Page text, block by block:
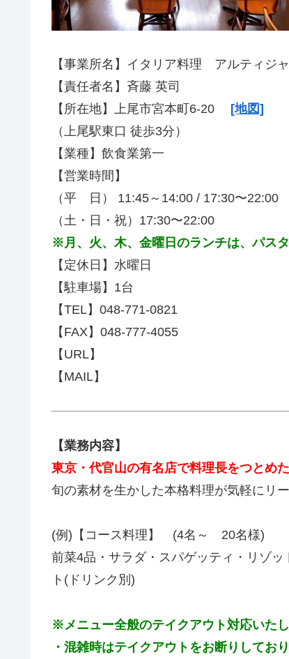
【事業所名】イタリア料理 アルティジ
【責任者名】斉藤 英司
【所在地】上尾市宮本町6-20
[地図]
（上尾駅東口 徒歩3分）
【業種】飲食業第一
【営業時間】
（平 日） 11:45～14:00 / 17:30〜22:00
（土・日・祝） 17:30〜22:00
※月、火、木、金曜日のランチは、パス
【定休日】水曜日
【駐車場】1台
【TEL】048-771-0821
【FAX】048-777-4055
【URL】
【MAIL】
【業務内容】
東京・代官山の有名店で料理長をつとめ
旬の素材を生かした本格料理が気軽にリ
(例)【コース料理】 (4名～ 20名様)
前菜4品・サラダ・スパゲッティ・リゾ
ト(ドリンク別)
※メニュー全般のテイクアウト対応いたし
・混雑時はテイクアウトをお断りしており